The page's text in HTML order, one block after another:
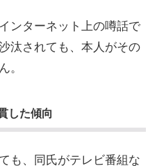
ンターネット上の噂話で
汰されても、本人がその
。
した傾向
も、同氏がテレビ番組な